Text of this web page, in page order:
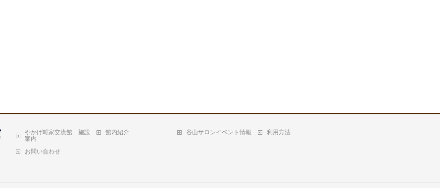
やかげ町家交流館 施設
案内
館内紹介 谷山サロンイベント情報 利用方法
お問い合わせ